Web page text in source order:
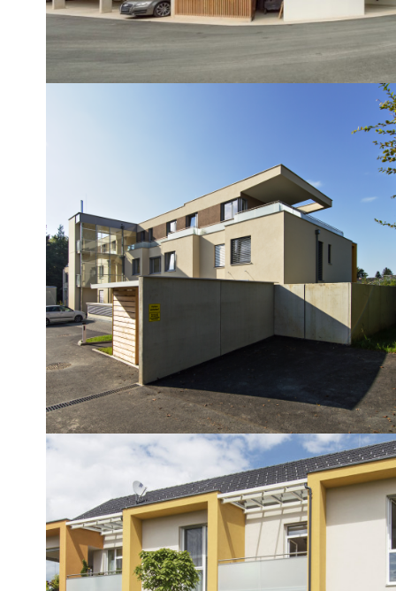
Green Village Graz
Mehrfamilienwohnhaus mit 10
Wohneinheiten und Tiefgarage
Green Village Fernitz
2 Mehrfamilienwohnhäuser mit 10
Wohneinheiten